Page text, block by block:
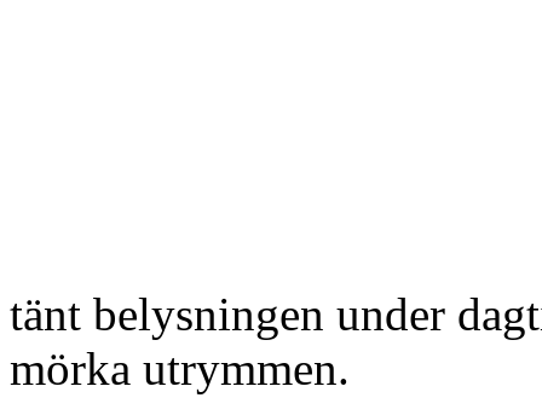
tänt belysningen under
mörka utrymmen.